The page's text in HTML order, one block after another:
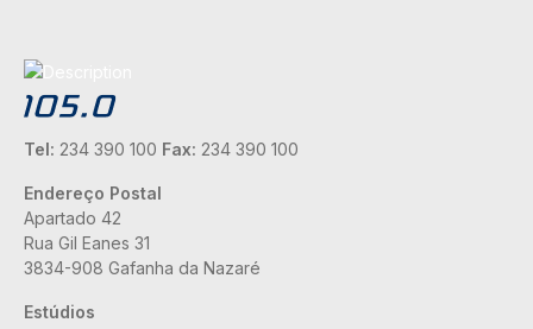
Tel: 234 390 100 Fax: 234 390 100
Endereço Postal
Apartado 42
Rua Gil Eanes 31
3834-908 Gafanha da Nazaré
Estúdios